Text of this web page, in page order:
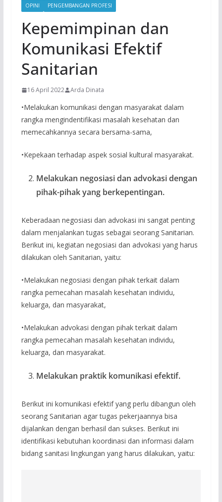
OPINI PENGEMBANGAN PROFESI
Kepemimpinan dan
Komunikasi Efektif
Sanitarian
16 April 2022 Arda Dinata
•Melakukan komunikasi dengan masyarakat dalam
rangka mengindentifikasi masalah kesehatan dan
memecahkannya secara bersama-sama,
•Kepekaan terhadap aspek sosial kultural masyarakat.
Melakukan negosiasi dan advokasi dengan
pihak-pihak yang berkepentingan.
Keberadaan negosiasi dan advokasi ini sangat penting
dalam menjalankan tugas sebagai seorang Sanitarian.
Berikut ini, kegiatan negosiasi dan advokasi yang harus
dilakukan oleh Sanitarian, yaitu:
•Melakukan negosiasi dengan pihak terkait dalam
rangka pemecahan masalah kesehatan individu,
keluarga, dan masyarakat,
•Melakukan advokasi dengan pihak terkait dalam
rangka pemecahan masalah kesehatan individu,
keluarga, dan masyarakat.
Melakukan praktik komunikasi efektif.
Berikut ini komunikasi efektif yang perlu dibangun oleh
seorang Sanitarian agar tugas pekerjaannya bisa
dijalankan dengan berhasil dan sukses. Berikut ini
identifikasi kebutuhan koordinasi dan informasi dalam
bidang sanitasi lingkungan yang harus dilakukan, yaitu: